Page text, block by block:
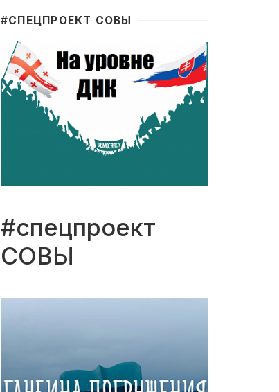
#CПЕЦПРОЕКТ СОВЫ
#спецпроект
СОВЫ